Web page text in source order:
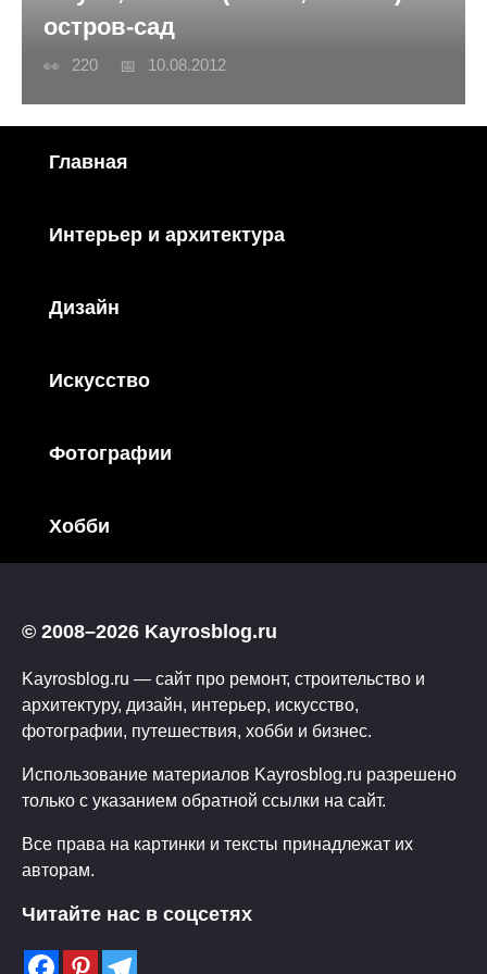
остров-сад
220 10.08.2012
Главная
Интерьер и архитектура
Дизайн
Искусство
Фотографии
Хобби
© 2008–2026 Kayrosblog.ru
Kayrosblog.ru — сайт про ремонт, строительство и
архитектуру, дизайн, интерьер, искусство,
фотографии, путешествия, хобби и бизнес.
Использование материалов Kayrosblog.ru разрешено
только с указанием обратной ссылки на сайт.
Все права на картинки и тексты принадлежат их
авторам.
Читайте нас в соцсетях